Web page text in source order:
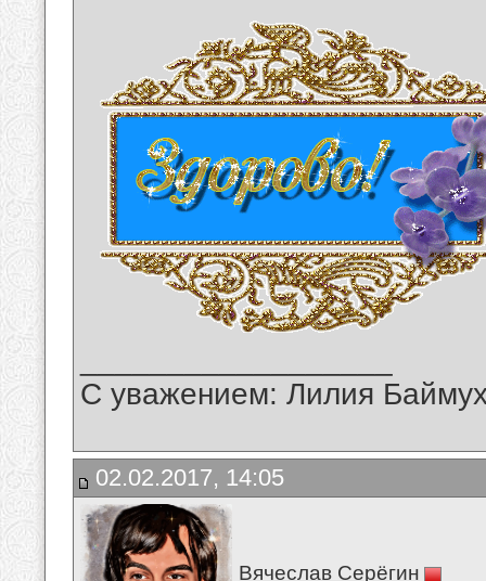
С уважением: Лилия
02.02.2017, 14:05
Вячеслав Серёгин